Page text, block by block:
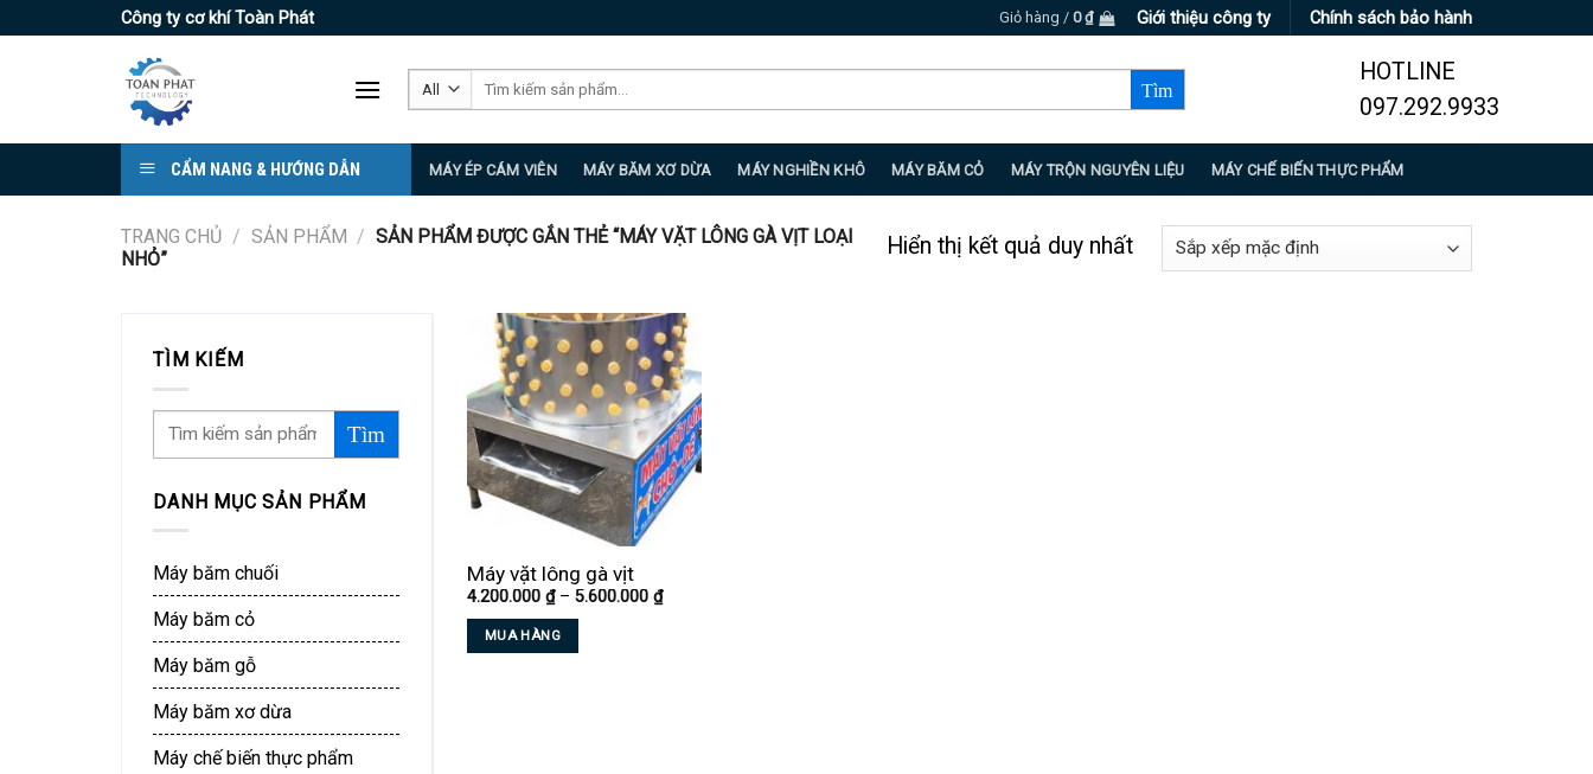
to
Công ty cơ khí Toàn Phát Giỏ hàng / 0₫ Giới thiệu công ty Chính sách bảo hành
Tìm
HOTLINE
097.292.9933
CẨM NANG & HƯỚNG DẪN MÁY ÉP CÁM VIÊN MÁY BĂM XƠ DỪA MÁY NGHIỀN KHÔ MÁY BĂM CỎ MÁY TRỘN NGUYÊN LIỆU MÁY CHẾ BIẾN THỰC PHẨM
TRANG CHỦ / SẢN PHẨM / SẢN PHẨM ĐƯỢC GẮN THẺ “MÁY VẶT LÔNG GÀ VỊT LOẠI
NHỎ”
Hiển thị kết quả duy nhất
TÌM KIẾM
DANH MỤC SẢN PHẨM
Máy băm chuối
Máy băm cỏ
Máy băm gỗ
Máy băm xơ dừa
Máy chế biến thực phẩm
Máy vặt lông gà vịt
4.200.000₫ – 5.600.000₫Khoảng
giá:
MUA HÀNG